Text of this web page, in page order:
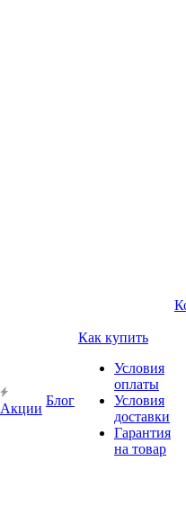
Акции
Блог
Как купить
Условия
оплаты
Условия
доставки
Гарантия
на товар